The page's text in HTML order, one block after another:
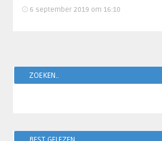
6 september 2019 om 16:10
ZOEKEN..